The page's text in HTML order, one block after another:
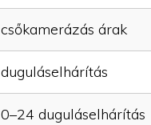
csőkamerázás árak
duguláselhárítás
0–24 duguláselhárítás